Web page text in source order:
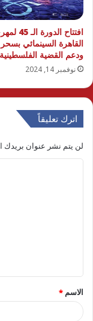
افتتاح الدورة
القاهرة السينمائي بسحر
ودعم القضية الفلسطينية
نوفمبر 14, 2024
اترك تعليقاً
لن يتم نشر عنوان بريدك
ق
*
الاسم *